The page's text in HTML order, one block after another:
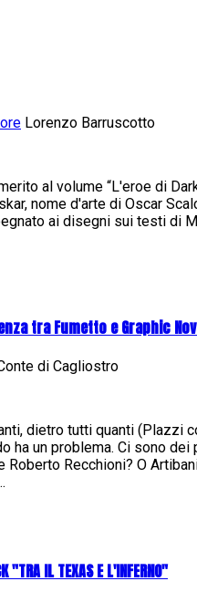
Lorenzo Barruscotto
al volume “L'eroe di
nome d'arte di Oscar
ai disegni sui testi di
tra Fumetto e Graphic
di Cagliostro
dietro tutti quanti (Plazzi
ha un problema. Ci sono
Roberto Recchioni? O
"TRA IL TEXAS E L'INFERNO"